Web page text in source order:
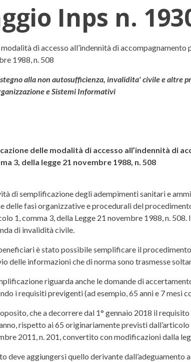
Inps n.
n. 1930 dell' 8 maggio
di accesso all’indennità di
1988, n. 508
alla non autosufficienza, invalidita' civile e altre
e Sistemi Informativi
delle modalità di accesso all’indennità di
3, della legge 21 novembre 1988, n. 508
di semplificazione degli adempimenti sanitari e
delle fasi organizzative e procedurali del
1, comma 3, della Legge 21 novembre 1988, n.
di invalidità civile.
è stato possibile semplificare il
delle informazioni che di norma sono trasmesse
riguarda anche le domande di
i requisiti previgenti (ad esempio, 65 anni e 7 mesi
che a decorrere dal 1° gennaio 2018 il
rispetto ai 65 originariamente previsti
2011, n. 201, convertito con modificazioni dalla
deve aggiungersi quello derivante dall’adeguamento